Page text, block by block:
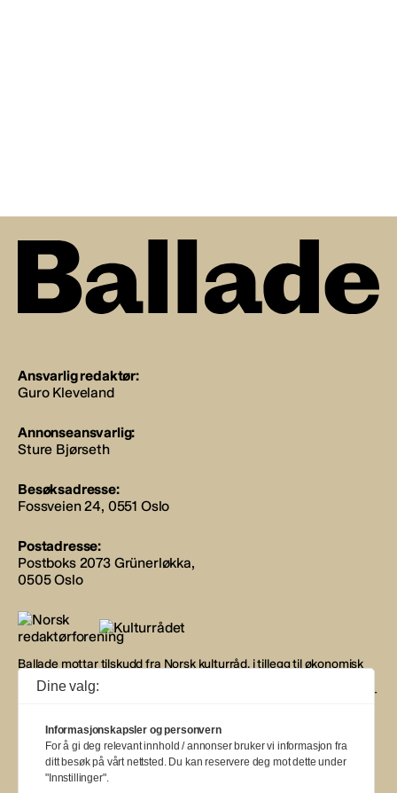
Ansvarlig redaktør:
Guro Kleveland
Annonseansvarlig:
Sture Bjørseth
Besøksadresse:
Fossveien 24, 0551 Oslo
Postadresse:
Postboks 2073 Grünerløkka,
0505 Oslo
Ballade mottar tilskudd fra Norsk kulturråd, i tillegg til økonomisk
støtte fra eierne NOPA, Norsk komponistforening og
Musikkforleggerne. Ballade drives etter Redaktør- og Vær Varsom-
BALLADE — NORGES MUSIKKMAGASIN
Dine valg:
Informasjonskapsler og personvern
For å gi deg relevant innhold / annonser bruker vi informasjon fra
ditt besøk på vårt nettsted. Du kan reservere deg mot dette under
"Innstillinger".